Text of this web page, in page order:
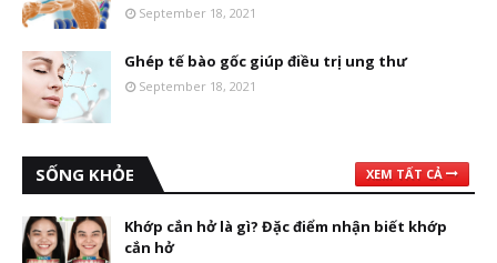
September 18, 2021
Ghép tế bào gốc giúp điều trị ung thư
September 18, 2021
SỐNG KHỎE XEM TẤT CẢ
Khớp cắn hở là gì? Đặc điểm nhận biết khớp
cắn hở